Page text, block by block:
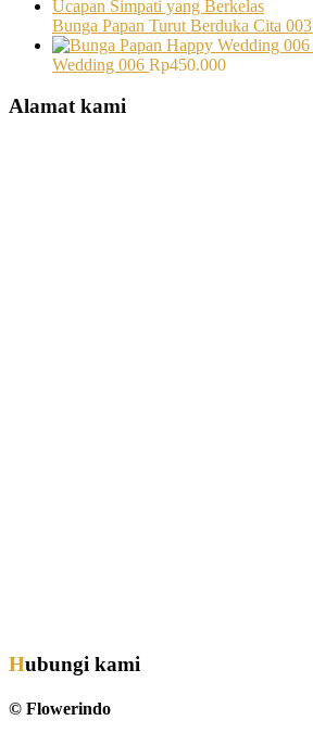
Bunga Papan Turut Berduka Cita 003
Wedding 006 Rp450.000
Alamat kami
Hubungi kami
© Flowerindo